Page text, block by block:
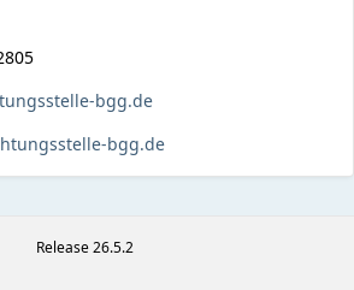
bgg.de
bgg.de
Release 26.5.2